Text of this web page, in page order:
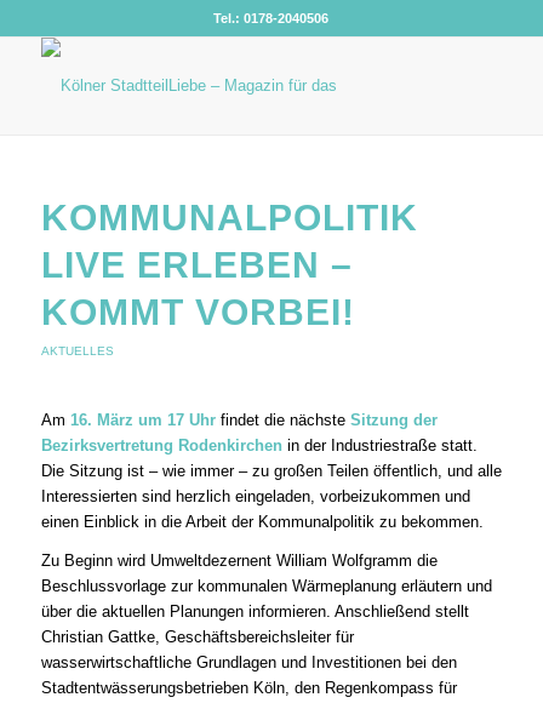
Tel.: 0178-2040506
KOMMUNALPOLITIK
LIVE ERLEBEN –
KOMMT VORBEI!
AKTUELLES
Am 16. März um 17 Uhrfindet die nächste Sitzung der
Bezirksvertretung Rodenkirchen in der Industriestraße statt.
Die Sitzung ist – wie immer – zu großen Teilen öffentlich, und alle
Interessierten sind herzlich eingeladen, vorbeizukommen und
einen Einblick in die Arbeit der Kommunalpolitik zu bekommen.
Zu Beginn wird Umweltdezernent William Wolfgramm die
Beschlussvorlage zur kommunalen Wärmeplanung erläutern und
über die aktuellen Planungen informieren. Anschließend stellt
Christian Gattke, Geschäftsbereichsleiter für
wasserwirtschaftliche Grundlagen und Investitionen bei den
Stadtentwässerungsbetrieben Köln, den Regenkompass für